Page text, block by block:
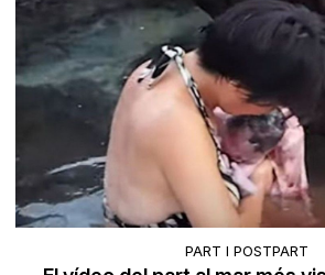
PART I POSTPART